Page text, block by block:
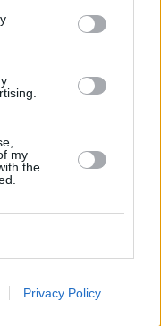
my
the
Privacy Policy
2021, έως το τέλος
, σύμφωνα
ότι ο
Σκάριντζ,
πιο
με συνολικές
δολάρια.